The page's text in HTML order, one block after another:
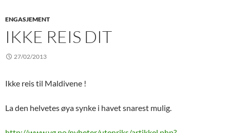
ENGASJEMENT
IKKE REIS DIT
27/02/2013
Ikke reis til Maldivene !
La den helvetes øya synke i havet snarest mulig.